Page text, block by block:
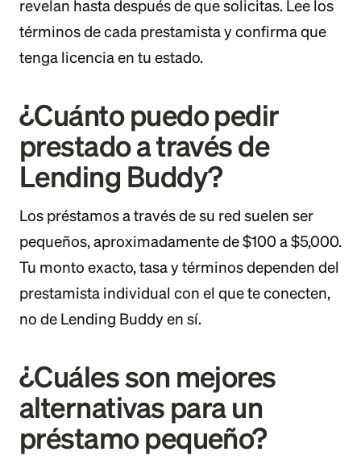
revelan hasta después de que solicitas. Lee los
términos de cada prestamista y confirma que
tenga licencia en tu estado.
¿Cuánto puedo pedir
prestado a través de
Lending Buddy?
Los préstamos a través de su red suelen ser
pequeños, aproximadamente de $100 a $5,000.
Tu monto exacto, tasa y términos dependen del
prestamista individual con el que te conecten,
no de Lending Buddy en sí.
¿Cuáles son mejores
alternativas para un
préstamo pequeño?